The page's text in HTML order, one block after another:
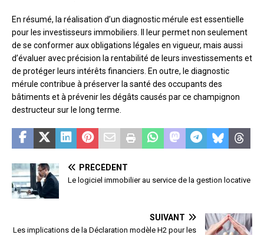
En résumé, la réalisation d’un diagnostic mérule est essentielle
pour les investisseurs immobiliers. Il leur permet non seulement
de se conformer aux obligations légales en vigueur, mais aussi
d’évaluer avec précision la rentabilité de leurs investissements et
de protéger leurs intérêts financiers. En outre, le diagnostic
mérule contribue à préserver la santé des occupants des
bâtiments et à prévenir les dégâts causés par ce champignon
destructeur sur le long terme.
PRÉCÉDENT
Le logiciel immobilier au service de la gestion locative
SUIVANT
Les implications de la Déclaration modèle H2 pour les